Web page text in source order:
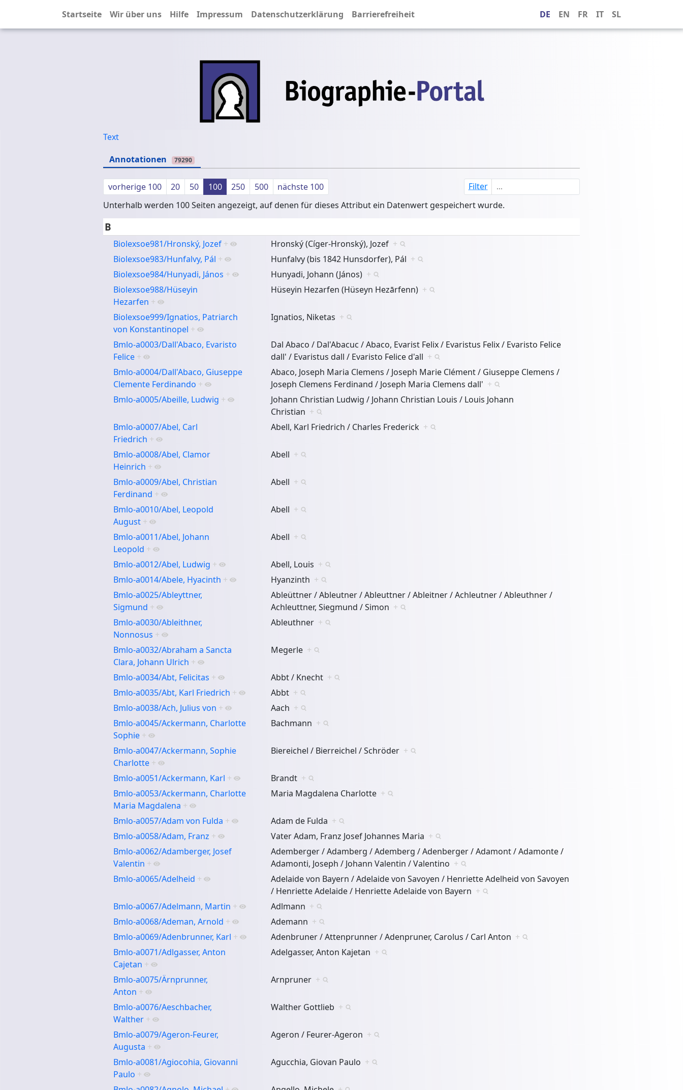
Startseite Wir über uns Hilfe Impressum Datenschutzerklärung Barrierefreiheit DE EN FR IT SL
Text
Annotationen
79290
vorherige 100 20 50 100 250 500 nächste 100
Filter
Unterhalb werden 100 Seiten angezeigt, auf denen für dieses Attribut ein Datenwert gespeichert wurde.
B
Biolexsoe981/Hronský, Jozef + Hronský (Cíger-Hronský), Jozef +
Biolexsoe983/Hunfalvy, Pál + Hunfalvy (bis 1842 Hunsdorfer), Pál +
Biolexsoe984/Hunyadi, János + Hunyadi, Johann (János) +
Biolexsoe988/Hüseyin
Hezarfen +
Hüseyin Hezarfen (Hüseyn Hezārfenn) +
Biolexsoe999/Ignatios, Patriarch
von Konstantinopel +
Ignatios, Niketas +
Bmlo-a0003/Dall'Abaco, Evaristo
Felice +
Dal Abaco / Dal'Abacuc / Abaco, Evarist Felix / Evaristus Felix / Evaristo Felice
dall' / Evaristus dall / Evaristo Felice d'all +
Bmlo-a0004/Dall'Abaco, Giuseppe
Clemente Ferdinando +
Abaco, Joseph Maria Clemens / Joseph Marie Clément / Giuseppe Clemens /
Joseph Clemens Ferdinand / Joseph Maria Clemens dall' +
Bmlo-a0005/Abeille, Ludwig +
Johann Christian Ludwig / Johann Christian Louis / Louis Johann
Christian +
Bmlo-a0007/Abel, Carl
Friedrich +
Abell, Karl Friedrich / Charles Frederick +
Bmlo-a0008/Abel, Clamor
Heinrich +
Abell +
Bmlo-a0009/Abel, Christian
Ferdinand +
Abell +
Bmlo-a0010/Abel, Leopold
August +
Abell +
Bmlo-a0011/Abel, Johann
Leopold +
Abell +
Bmlo-a0012/Abel, Ludwig + Abell, Louis +
Bmlo-a0014/Abele, Hyacinth + Hyanzinth +
Bmlo-a0025/Ableyttner,
Sigmund +
Ableüttner / Ableutner / Ableuttner / Ableitner / Achleutner / Ableuthner /
Achleuttner, Siegmund / Simon +
Bmlo-a0030/Ableithner,
Nonnosus +
Ableuthner +
Bmlo-a0032/Abraham a Sancta
Clara, Johann Ulrich +
Megerle +
Bmlo-a0034/Abt, Felicitas + Abbt / Knecht +
Bmlo-a0035/Abt, Karl Friedrich + Abbt +
Bmlo-a0038/Ach, Julius von + Aach +
Bmlo-a0045/Ackermann, Charlotte
Sophie +
Bachmann +
Bmlo-a0047/Ackermann, Sophie
Charlotte +
Biereichel / Bierreichel / Schröder +
Bmlo-a0051/Ackermann, Karl + Brandt +
Bmlo-a0053/Ackermann, Charlotte
Maria Magdalena +
Maria Magdalena Charlotte +
Bmlo-a0057/Adam von Fulda + Adam de Fulda +
Bmlo-a0058/Adam, Franz + Vater Adam, Franz Josef Johannes Maria +
Bmlo-a0062/Adamberger, Josef
Valentin +
Ademberger / Adamberg / Ademberg / Adenberger / Adamont / Adamonte /
Adamonti, Joseph / Johann Valentin / Valentino +
Bmlo-a0065/Adelheid +
Adelaide von Bayern / Adelaide von Savoyen / Henriette Adelheid von Savoyen
/ Henriette Adelaide / Henriette Adelaide von Bayern +
Bmlo-a0067/Adelmann, Martin + Adlmann +
Bmlo-a0068/Ademan, Arnold + Ademann +
Bmlo-a0069/Adenbrunner, Karl + Adenbruner / Attenprunner / Adenpruner, Carolus / Carl Anton +
Bmlo-a0071/Adlgasser, Anton
Cajetan +
Adelgasser, Anton Kajetan +
Bmlo-a0075/Ärnprunner,
Anton +
Arnpruner +
Bmlo-a0076/Aeschbacher,
Walther +
Walther Gottlieb +
Bmlo-a0079/Ageron-Feurer,
Augusta +
Ageron / Feurer-Ageron +
Bmlo-a0081/Agiocohia, Giovanni
Paulo +
Agucchia, Giovan Paulo +